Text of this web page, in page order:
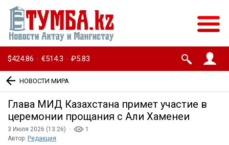
$424.86 · €514.3 · ₽5.83
НОВОСТИ МИРА
Глава МИД Казахстана примет участие в
церемонии прощания с Али Хаменеи
3 Июля 2026 (13:26) ·
1
Автор: Редакция